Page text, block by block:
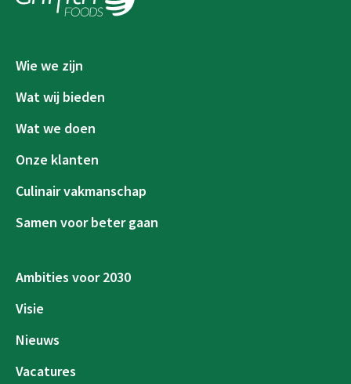
Wie we zijn
Wat wij bieden
Wat we doen
Onze klanten
Culinair vakmanschap
Samen voor beter gaan
Ambities voor 2030
Visie
Nieuws
Vacatures